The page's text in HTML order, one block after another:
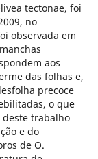
tectonae, foi
no
observada em
aos
das folhas e,
precoce
o que
deste trabalho
e do
de O.